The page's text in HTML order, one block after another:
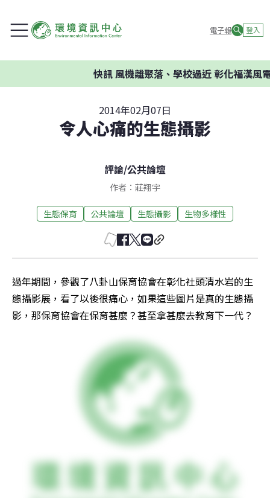
電子報 登入
快訊風機離聚落、學校過近 彰化福漢風電
2014年02月07日
令人心痛的生態攝影
評論/公共論壇
作者：莊翔宇
生態保育 公共論壇 生態攝影 生物多樣性
過年期間，參觀了八卦山保育協會在彰化社頭清水岩的生
態攝影展，看了以後很痛心，如果這些圖片是真的生態攝
影，那保育協會在保育甚麼？甚至拿甚麼去教育下一代？